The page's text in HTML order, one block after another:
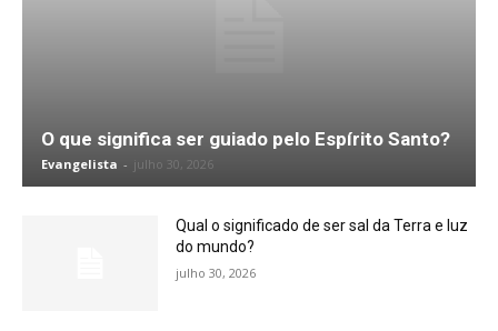
O que significa ser guiado pelo Espírito Santo?
Evangelista - julho 30, 2026
Qual o significado de ser sal da Terra e luz
do mundo?
julho 30, 2026